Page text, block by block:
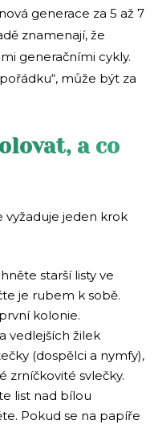
generace za 5 až 7
znamenají, že
generačními cykly.
může být za
a co
vyžaduje jeden krok
starší listy ve
je rubem k sobě.
kolonie.
vedlejších žilek
(dospělci a nymfy),
zrníčkovité svlečky.
list nad bílou
Pokud se na papíře